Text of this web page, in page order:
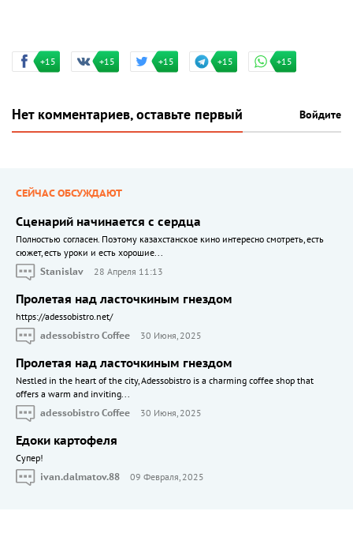
+15 +15 +15 +15 +15
Нет комментариев, оставьте первый Войдите
СЕЙЧАС ОБСУЖДАЮТ
Сценарий начинается с сердца
Полностью согласен. Поэтому казахстанское кино интересно смотреть, есть
сюжет, есть уроки и есть хорошие...
Stanislav
28 Апреля 11:13
Пролетая над ласточкиным гнездом
https://adessobistro.net/
adessobistro Coffee
30 Июня, 2025
Пролетая над ласточкиным гнездом
Nestled in the heart of the city, Adessobistro is a charming coffee shop that
offers a warm and inviting...
adessobistro Coffee
30 Июня, 2025
Едоки картофеля
Cупер!
ivan.dalmatov.88
09 Февраля, 2025